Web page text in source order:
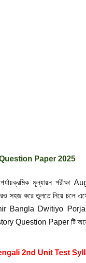
Paper 2025
পর্যায়ক্রমিক মূল্যায়ন
সহজ করে তুলতে নিয়ে
Bangla Dwitiyo
Paper টি অনেক
2nd Unit Test